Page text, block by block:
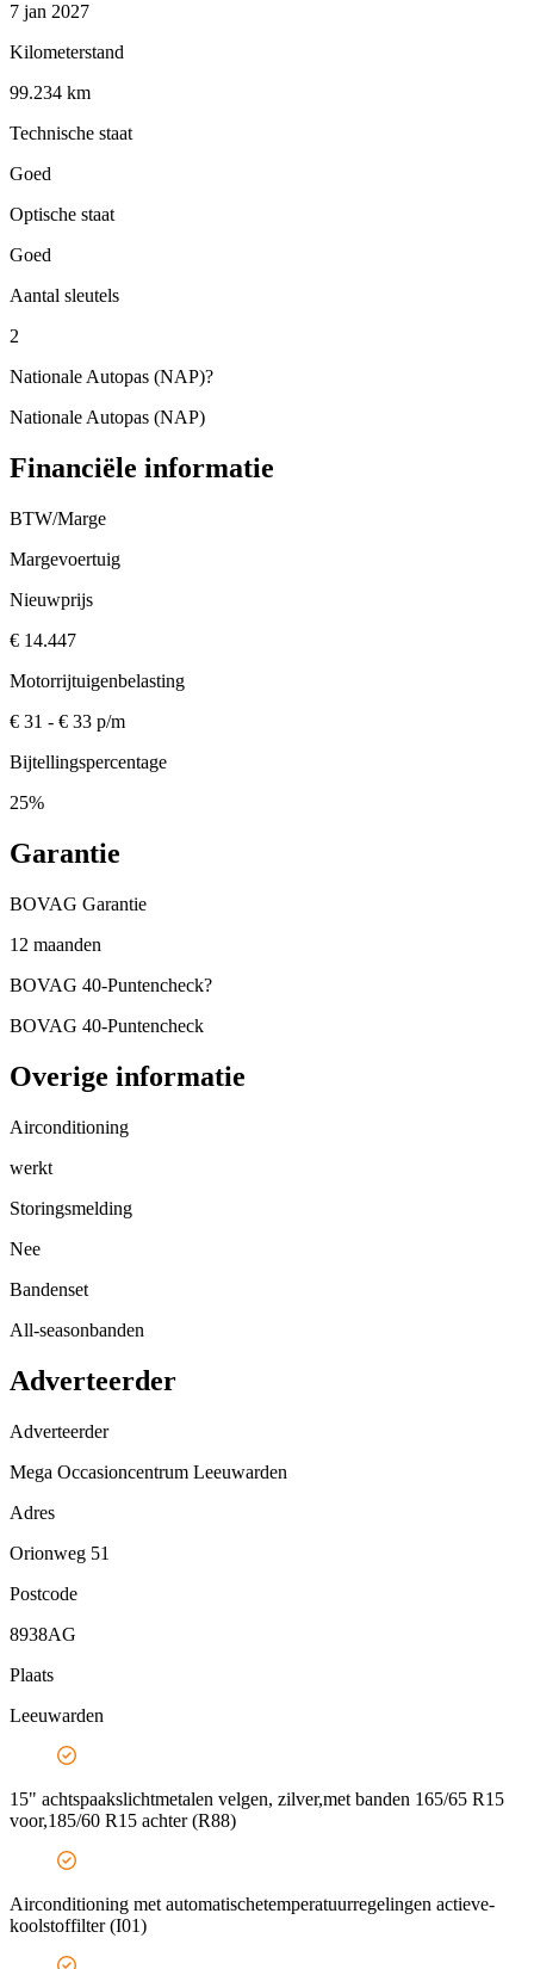
7 jan 2027
Kilometerstand
99.234 km
Technische staat
Goed
Optische staat
Goed
Aantal sleutels
2
Nationale Autopas (NAP)?
Nationale Autopas (NAP)
Financiële informatie
BTW/Marge
Margevoertuig
Nieuwprijs
€ 14.447
Motorrijtuigenbelasting
€ 31 - € 33 p/m
Bijtellingspercentage
25%
Garantie
BOVAG Garantie
12 maanden
BOVAG 40-Puntencheck?
BOVAG 40-Puntencheck
Overige informatie
Airconditioning
werkt
Storingsmelding
Nee
Bandenset
All-seasonbanden
Adverteerder
Adverteerder
Mega Occasioncentrum Leeuwarden
Adres
Orionweg 51
Postcode
8938AG
Plaats
Leeuwarden
15" achtspaakslichtmetalen velgen, zilver,met banden 165/65 R15
voor,185/60 R15 achter (R88)
Airconditioning met automatischetemperatuurregelingen actieve-
koolstoffilter (I01)